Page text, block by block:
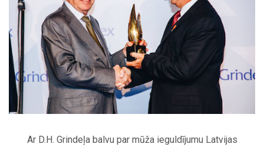
Ar D.H. Grindeļa balvu par mūža ieguldījumu Latvijas